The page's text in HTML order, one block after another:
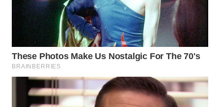
WN
INDRAMAYU
WN
KUNINGAN
WN
MAJALENGKA